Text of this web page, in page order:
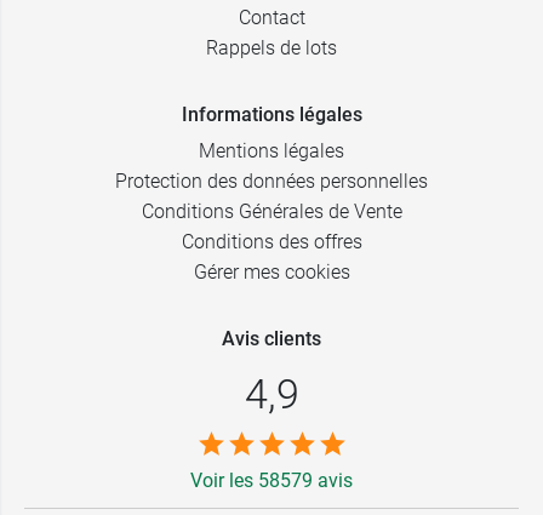
Contact
Rappels de lots
Informations légales
Mentions légales
Protection des données personnelles
Conditions Générales de Vente
Conditions des offres
Gérer mes cookies
Avis clients
4,9
Voir les 58579 avis